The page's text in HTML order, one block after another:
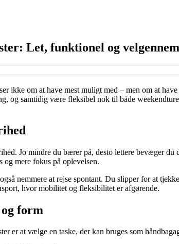
Let, funktionel og
ikke om at have mest muligt med – men om at
og samtidig være fleksibel nok til både
Jo mindre du bærer på, desto lettere bevæger
og mere fokus på oplevelsen.
nemmere at rejse spontant. Du slipper for at
hvor mobilitet og fleksibilitet er afgørende.
form
er at vælge en taske, der kan bruges som